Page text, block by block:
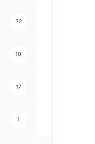
32
10
17
1